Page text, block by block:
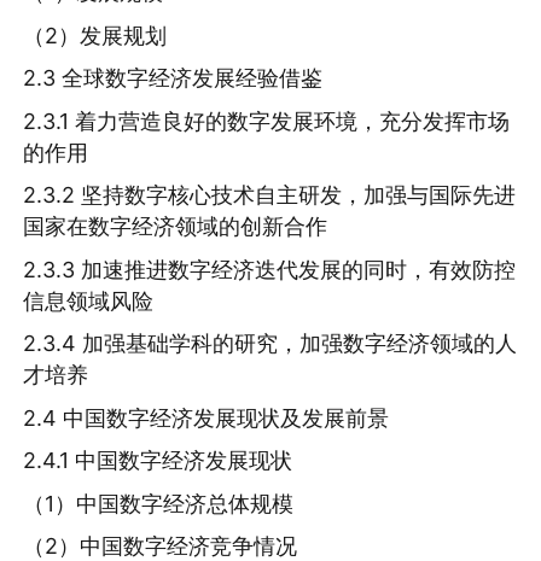
（2）发展规划
2.3 全球数字经济发展经验借鉴
2.3.1 着力营造良好的数字发展环境，充分发挥市场
的作用
2.3.2 坚持数字核心技术自主研发，加强与国际先进
国家在数字经济领域的创新合作
2.3.3 加速推进数字经济迭代发展的同时，有效防控
信息领域风险
2.3.4 加强基础学科的研究，加强数字经济领域的人
才培养
2.4 中国数字经济发展现状及发展前景
2.4.1 中国数字经济发展现状
（1）中国数字经济总体规模
（2）中国数字经济竞争情况